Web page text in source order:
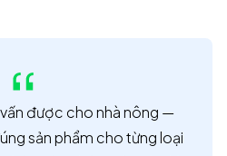
được cho nhà nông —
sản phẩm cho từng loại